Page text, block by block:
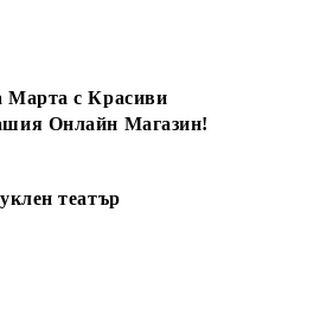
Марта с Красиви
Онлайн Магазин!
театър